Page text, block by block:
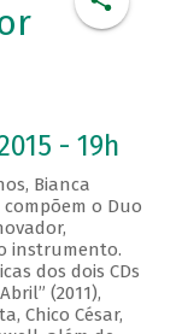
- 19h
Bianca
o Duo
instrumento.
dos dois CDs
(2011),
Chico César,